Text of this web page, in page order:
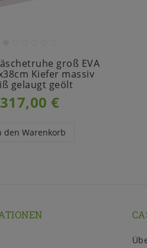
groß EVA
Kiefer massiv
gelaugt geölt
317,00 €
den Warenkorb